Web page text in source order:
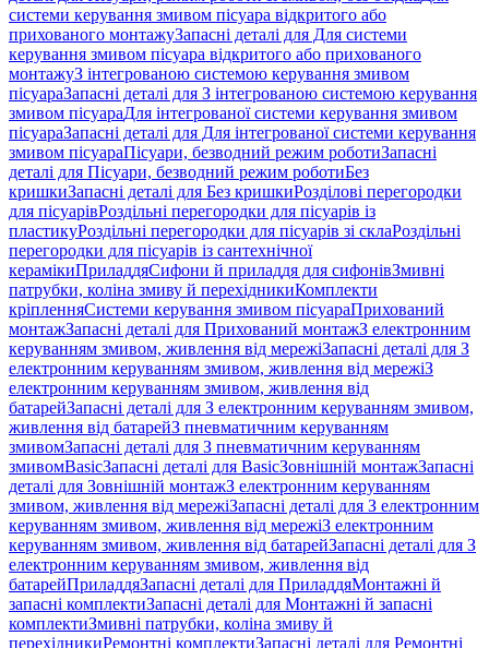
системи керування змивом пісуара відкритого або
прихованого монтажуЗапасні деталі для Для системи
керування змивом пісуара відкритого або прихованого
монтажуЗ інтегрованою системою керування змивом
пісуараЗапасні деталі для З інтегрованою системою керування
змивом пісуараДля інтегрованої системи керування змивом
пісуараЗапасні деталі для Для інтегрованої системи керування
змивом пісуараПісуари, безводний режим роботиЗапасні
деталі для Пісуари, безводний режим роботиБез
кришкиЗапасні деталі для Без кришкиРозділові перегородки
для пісуарівРоздільні перегородки для пісуарів із
пластикуРоздільні перегородки для пісуарів зі склаРоздільні
перегородки для пісуарів із сантехнічної
керамікиПриладдяСифони й приладдя для сифонівЗмивні
патрубки, коліна змиву й перехідникиКомплекти
кріпленняСистеми керування змивом пісуараПрихований
монтажЗапасні деталі для Прихований монтажЗ електронним
керуванням змивом, живлення від мережіЗапасні деталі для З
електронним керуванням змивом, живлення від мережіЗ
електронним керуванням змивом, живлення від
батарейЗапасні деталі для З електронним керуванням змивом,
живлення від батарейЗ пневматичним керуванням
змивомЗапасні деталі для З пневматичним керуванням
змивомBasicЗапасні деталі для BasicЗовнішній монтажЗапасні
деталі для Зовнішній монтажЗ електронним керуванням
змивом, живлення від мережіЗапасні деталі для З електронним
керуванням змивом, живлення від мережіЗ електронним
керуванням змивом, живлення від батарейЗапасні деталі для З
електронним керуванням змивом, живлення від
батарейПриладдяЗапасні деталі для ПриладдяМонтажні й
запасні комплектиЗапасні деталі для Монтажні й запасні
комплектиЗмивні патрубки, коліна змиву й
перехідникиРемонтні комплектиЗапасні деталі для Ремонтні